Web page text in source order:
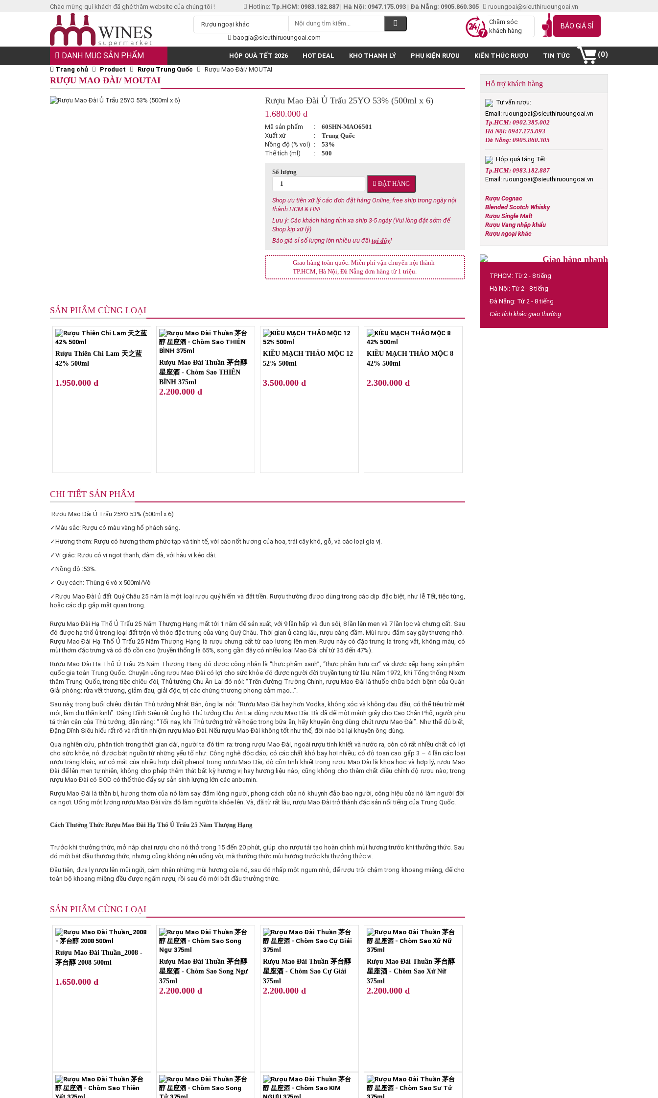
Chào mừng quí khách đã ghé thăm website của chúng tôi ! Hotline: Tp.HCM: 0983.182.887| Hà Nội: 0947.175.093 | Đà Nẵng: 0905.860.305 ruoungoai@sieuthiruoungoai.vn
baogia@sieuthiruoungoai.com
BÁO GIÁ SỈ
Chăm sóc
khách hàng
DANH MỤC SẢN PHẨM (0)
HỘP QUÀ TẾT 2026 HOT DEAL KHO THANH LÝ PHỤ KIỆN RƯỢU KIẾN THỨC RƯỢU
TIN TỨC
Trang chủ
Product Rượu Trung Quốc Rượu Mao Đài/ MOUTAI
RƯỢU MAO ĐÀI/ MOUTAI
Rượu Mao Đài Ủ Trấu 25YO 53% (500ml x 6)
1.680.000 đ
Mã sản phẩm :
60SHN-MAO6501
Xuất xứ
:
Trung Quốc
Nồng độ (% vol) :
53%
Thể tích (ml)
: 500
Số lượng
ĐẶT HÀNG
Shop ưu tiên xữ lý các đơn đặt hàng Online, free ship trong ngày nội
thành HCM & HN!
Lưu ý: Các khách hàng tỉnh xa ship 3-5 ngày (Vui lòng đặt sớm để
Shop kịp xữ lý)
Báo giá sỉ số lượng lớn nhiều ưu đãi tại đây!
Giao hàng toàn quốc. Miễn phí vận chuyển nội thành
TP.HCM, Hà Nội, Đà Nẵng đơn hàng từ 1 triệu.
SẢN PHẨM CÙNG LOẠI
Rượu Thiên Chi Lam 天之蓝
42% 500ml
1.950.000 đ
Rượu Mao Đài Thuần 茅台醇
星座酒 - Chòm Sao THIÊN
BÌNH 375ml
2.200.000 đ
KIỀU MẠCH THẢO MỘC 12
52% 500ml
3.500.000 đ
KIỀU MẠCH THẢO MỘC 8
42% 500ml
2.300.000 đ
CHI TIẾT SẢN PHẨM
Rượu Mao Đài Ủ Trấu 25YO 53% (500ml x 6)
✓Màu sắc: Rượu có màu vàng hổ phách sáng.
✓Hương thơm: Rượu có hương thơm phức tạp và tinh tế, với các nốt hương của hoa, trái cây khô, gỗ, và các loại gia vị.
✓Vị giác: Rượu có vị ngọt thanh, đậm đà, với hậu vị kéo dài.
✓Nồng độ :53%.
✓ Quy cách: Thùng 6 vò x 500ml/Vò
✓Rượu Mao Đài ủ đất Quý Châu 25 năm là một loại rượu quý hiếm và đắt tiền. Rượu thường được dùng trong các dịp đặc biệt, như lễ Tết, tiệc tùng,
hoặc các dịp gặp mặt quan trọng.
Rượu Mao Đài Hạ Thổ Ủ Trấu 25 Năm Thượng Hạng mất tới 1 năm để sản xuất, với 9 lần hấp và đun sôi, 8 lần lên men và 7 lần lọc và chưng cất. Sau
đó được hạ thổ ủ trong loại đất trộn vỏ thóc đặc trưng của vùng Quý Châu. Thời gian ủ càng lâu, rượu càng đầm. Mùi rượu đắm say gây thương nhớ.
Rượu Mao Đài Hạ Thổ Ủ Trấu 25 Năm Thượng Hạng là rượu chưng cất từ cao lương lên men. Rượu này có đặc trưng là trong vắt, không màu, có
mùi thơm đặc trưng và có độ cồn cao (truyền thống là 65%, song gần đây có nhiều loại Mao Đài chỉ từ 35 đến 47%).
Rượu Mao Đài Hạ Thổ Ủ Trấu 25 Năm Thượng Hạng đó được công nhận là “thực phẩm xanh”, “thực phẩm hữu cơ” và được xếp hạng sản phẩm
quốc gia toàn Trung Quốc. Chuyện uống rượu Mao Đài có lợi cho sức khỏe đó được người đời truyền tụng từ lâu. Năm 1972, khi Tổng thống Nixơn
thăm Trung Quốc, trong tiệc chiêu đói, Thủ tướng Chu Ân Lai đó nói: “Trên đường Trường Chinh, rượu Mao Đài là thuốc chữa bách bệnh của Quân
Giải phóng: rửa vết thương, giảm đau, giải độc, trị các chứng thương phong cảm mạo…”.
Sau này, trong buổi chiêu đãi tân Thủ tướng Nhật Bản, ông lại nói: “Rượu Mao Đài hay hơn Vodka, không xóc và không đau đầu, có thể tiêu trừ mệt
mỏi, làm dịu thần kinh”. Đặng Dĩnh Siêu rất ủng hộ Thủ tướng Chu Ân Lai dùng rượu Mao Đài. Bà đã để một mảnh giấy cho Cao Chấn Phổ, người phụ
tá thân cận của Thủ tướng, dặn rằng: “Tối nay, khi Thủ tướng trở về hoặc trong bữa ăn, hãy khuyên ông dùng chút rượu Mao Đài”. Như thế đủ biết,
Đặng Dĩnh Siêu hiểu rất rõ và rất tín nhiệm rượu Mao Đài. Nếu rượu Mao Đài không tốt như thế, đời nào bà lại khuyên ông dùng.
Qua nghiên cứu, phân tích trong thời gian dài, người ta đó tìm ra: trong rượu Mao Đài, ngoài rượu tinh khiết và nước ra, còn có rất nhiều chất có lợi
cho sức khỏe, nó được bắt nguồn từ những yếu tố như: Công nghệ độc đáo; có các chất khó bay hơi nhiều; có độ toan cao gấp 3 – 4 lần các loại
rượu trắng khác; sự có mặt của nhiều hợp chất phenol trong rượu Mao Đài; độ cồn tinh khiết trong rượu Mao Đài là khoa học và hợp lý; rượu Mao
Đài để lên men tự nhiên, không cho phép thêm thắt bất kỳ hương vị hay hương liệu nào, cũng không cho thêm chất điều chỉnh độ rượu nào; trong
rượu Mao Đài có SOD có thể thúc đẩy sự sản sinh lượng lớn các anbumin.
Rượu Mao Đài là thần bí, hương thơm của nó làm say đắm lòng người, phong cách của nó khuynh đảo bao người, công hiệu của nó làm người đời
ca ngợi. Uống một lượng rượu Mao Đài vừa độ làm người ta khỏe lên. Và, đã từ rất lâu, rượu Mao Đài trở thành đặc sản nổi tiếng của Trung Quốc.
Cách Thưởng Thức Rượu Mao Đài Hạ Thổ Ủ Trấu 25 Năm Thượng Hạng
Trước khi thưởng thức, mở nắp chai rượu cho nó thở trong 15 đến 20 phút, giúp cho rượu tái tạo hoàn chỉnh mùi hương trước khi thưởng thức. Sau
đó mới bắt đầu thương thức, nhưng cũng không nên uống vội, mà thưởng thức mùi hương trước khi thưởng thức vị.
Đầu tiên, đưa ly rượu lên mũi ngửi, cảm nhận những mùi hương của nó, sau đó nhấp một ngụm nhỏ, để rượu trôi chậm trong khoang miệng, để cho
toàn bộ khoang miệng đều được ngấm rượu, rồi sau đó mới bắt đầu thưởng thức.
SẢN PHẨM CÙNG LOẠI
Rượu Mao Đài Thuần_2008 -
茅台醇 2008 500ml
1.650.000 đ
Rượu Mao Đài Thuần 茅台醇
星座酒 - Chòm Sao Song Ngư
375ml
2.200.000 đ
Rượu Mao Đài Thuần 茅台醇
星座酒 - Chòm Sao Cự Giải
375ml
2.200.000 đ
Rượu Mao Đài Thuần 茅台醇
星座酒 - Chòm Sao Xử Nữ
375ml
2.200.000 đ
Hỗ trợ khách hàng
Tư vấn rượu:
Email: ruoungoai@sieuthiruoungoai.vn
Tp.HCM: 0902.385.002
Hà Nội: 0947.175.093
Đà Nẵng: 0905.860.305
Hộp quà tặng Tết:
Tp.HCM: 0983.182.887
Email: ruoungoai@sieuthiruoungoai.vn
Rượu Cognac
Blended Scotch Whisky
Rượu Single Malt
Rượu Vang nhập khẩu
Rượu ngoại khác
Giao hàng nhanh
TP.HCM: Từ 2 - 8 tiếng
Hà Nội: Từ 2 - 8 tiếng
Đà Nẵng: Từ 2 - 8 tiếng
Các tỉnh khác giao thường